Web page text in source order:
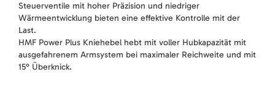
Steuerventile mit hoher Präzision und niedriger
Wärmeentwicklung bieten eine effektive Kontrolle mit der
Last.
HMF Power Plus Kniehebel hebt mit voller Hubkapazität mit
ausgefahrenem Armsystem bei maximaler Reichweite und mit
15° Überknick.